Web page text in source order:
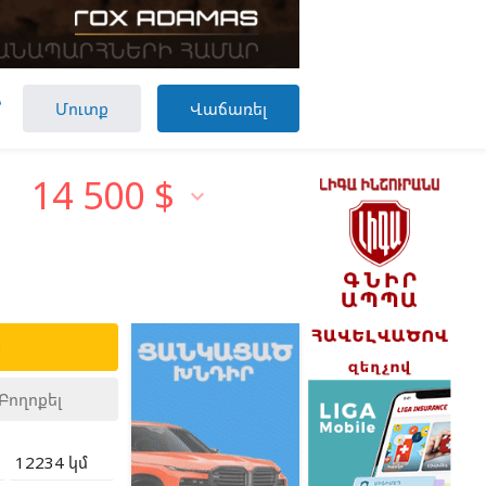
Վաճառել
Մուտք
14 500 $ 
Բողոքել
12234 կմ